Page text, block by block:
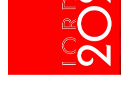
Sow muy cerca de cerrar
Oso es el siguiente en la
Banquillos confirmados:
Sevilla Femenino para la